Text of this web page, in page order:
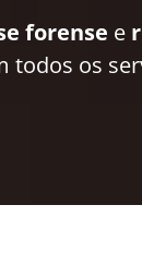
forense e
todos os